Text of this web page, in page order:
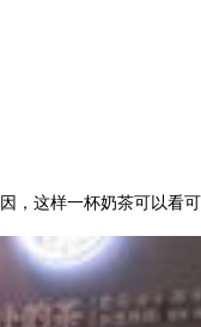
这样一杯奶茶可以看可